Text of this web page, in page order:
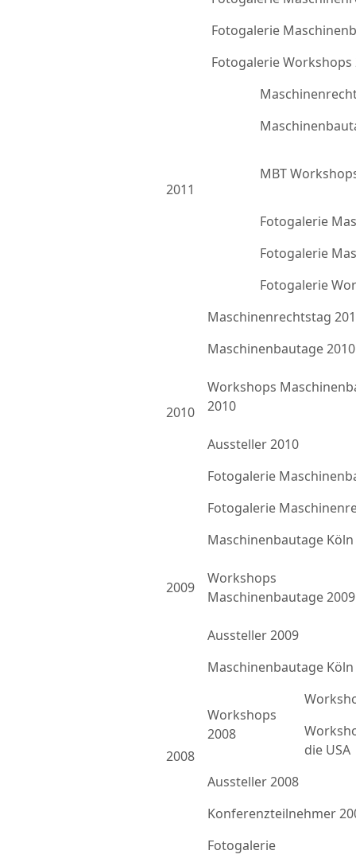
Fotogalerie
Fotogalerie Workshops
2011
MBT
Fotogalerie
Fotogalerie
Fotogalerie
2010
Maschinenrechtstag
Maschinenbautage 2010
Workshops
2010
Aussteller 2010
Fotogalerie
Fotogalerie
2009
Maschinenbautage Köln
Workshops
Maschinenbautage 2009
Aussteller 2009
2008
Maschinenbautage Köln
Workshops
2008
die USA
Aussteller 2008
Konferenzteilnehmer
Fotogalerie